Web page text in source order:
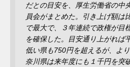
だとの目安を、厚生労働省の中
員会がまとめた。引き上げ額は
で最大で、３年連続で政権が目
を確保した。目安通り上がれば
低い県も750円を超えるが、よ
奈川県は来年度にも１千円を突